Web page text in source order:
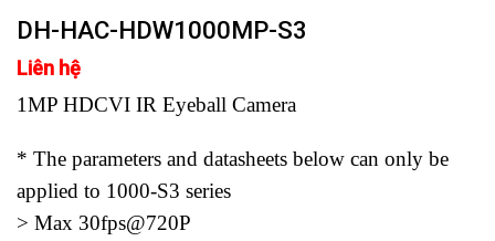
DH-HAC-HDW1000MP-S3
Liên hệ
1MP HDCVI IR Eyeball Camera
* The parameters and datasheets below can only be
applied to 1000-S3 series
> Max 30fps@720P